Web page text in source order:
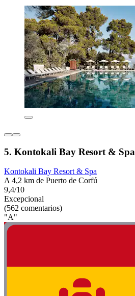
5. Kontokali Bay Resort & Spa
Kontokali Bay Resort & Spa
A 4,2 km de Puerto de Corfú
9,4/10
Excepcional
(562 comentarios)
"A"